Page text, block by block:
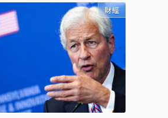
財經